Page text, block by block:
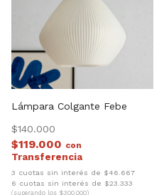
Lámpara Colgante Febe
$140.000
$119.000 con
3 cuotas sin interés de $46.667
6 cuotas sin interés de $23.333
(superando los $300.000)